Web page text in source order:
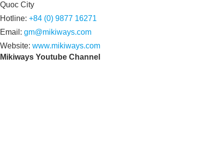
Quoc City
Hotline: +84 (0) 9877 16271
Email: gm@mikiways.com
Website: www.mikiways.com
Mikiways Youtube Channel